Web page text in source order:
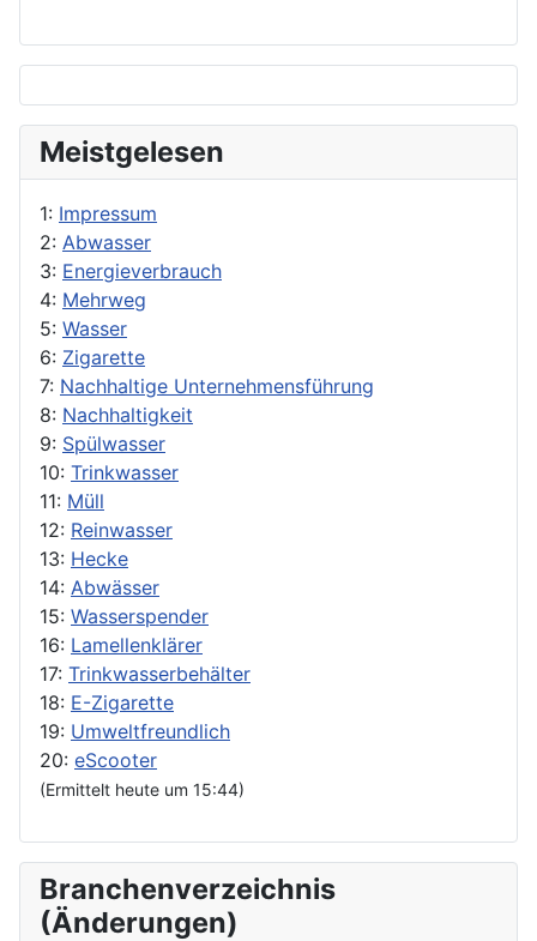
Meistgelesen
1: Impressum
2: Abwasser
3: Energieverbrauch
4: Mehrweg
5: Wasser
6: Zigarette
7: Nachhaltige Unternehmensführung
8: Nachhaltigkeit
9: Spülwasser
10: Trinkwasser
11: Müll
12: Reinwasser
13: Hecke
14: Abwässer
15: Wasserspender
16: Lamellenklärer
17: Trinkwasserbehälter
18: E-Zigarette
19: Umweltfreundlich
20: eScooter
(Ermittelt heute um 15:44)
Branchenverzeichnis
(Änderungen)